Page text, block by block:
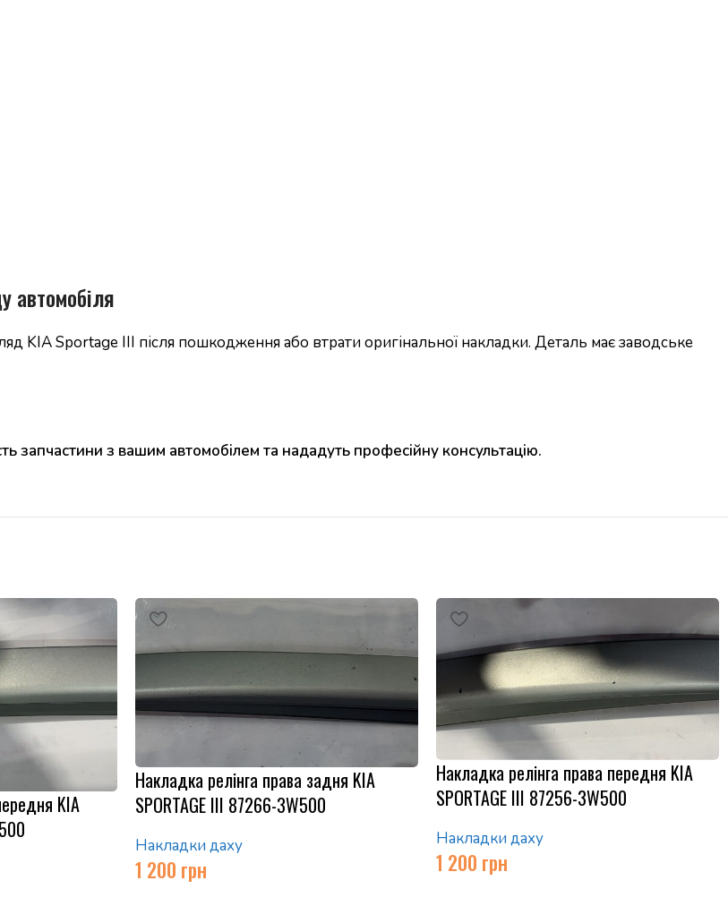
автомобіля
KIA Sportage III після пошкодження або втрати оригінальної накладки. Деталь має заводське
запчастини з вашим автомобілем та нададуть професійну консультацію.
KIA
Накладка релінга права задня KIA
SPORTAGE III 87266-3W500
Накладки даху
1 200 грн
Накладка релінга права передня KIA
SPORTAGE III 87256-3W500
Накладки даху
1 200 грн